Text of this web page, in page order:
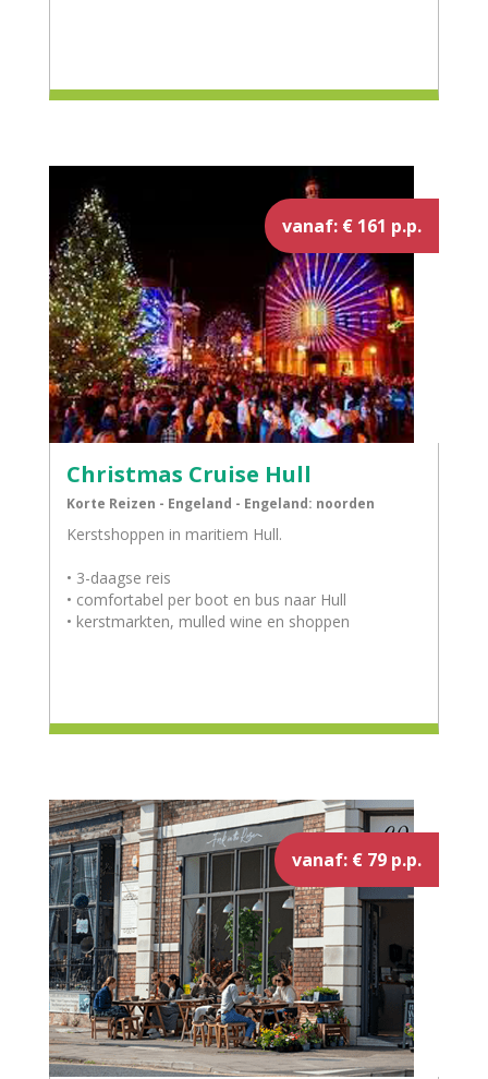
vanaf: € 161 p.p.
Christmas Cruise Hull
Korte Reizen - Engeland - Engeland: noorden
Kerstshoppen in maritiem Hull.
• 3-daagse reis
• comfortabel per boot en bus naar Hull
• kerstmarkten, mulled wine en shoppen
vanaf: € 79 p.p.